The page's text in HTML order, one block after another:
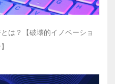
は？【破壊的イノベーショ